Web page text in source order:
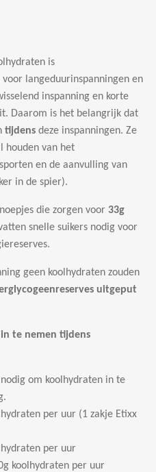
is
voor langeduurinspanningen en
inspanning en korte
Daarom is het belangrijk dat
tijdens deze inspanningen. Ze
houden van het
en de aanvulling van
in de spier).
die zorgen voor 33g
snelle suikers nodig voor
geen koolhydraten zouden
uitgeput
te nemen tijdens
om koolhydraten in te
per uur (1 zakje Etixx
per uur
koolhydraten per uur